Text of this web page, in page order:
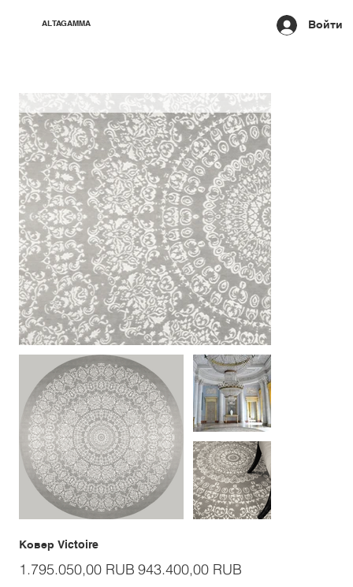
ALTAGAMMA Войти
Ковер Victoire
Первоначальная
цена
1.795.050,00 RUB Спеццена
943.400,00 RUB